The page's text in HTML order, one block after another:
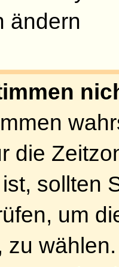
Wenn Sie
dem Grund
haben).
Sie
(Ränge
Themen und
Style